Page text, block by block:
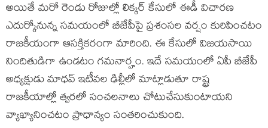
అయితే మరో రెండు రోజుల్లో లిక్కర్ కేసులో ఈడీ విచారణ
ఎదుర్కోనున్న సమయంలో బీజేపీపై ప్రశంసల వర్షం కురిపించటం
రాజకీయంగా ఆసక్తికరంగా మారింది. ఈ కేసులో విజయసాయి
నిందితుడిగా ఉండటం గమనార్హం. ఇదే సమయంలో ఏపీ బీజేపీ
అధ్యక్షుడు మాధవ్ ఇటీవల ఢిల్లీలో మాట్లాడుతూ రాష్ట్ర
రాజకీయాల్లో త్వరలో సంచలనాలు చోటుచేసుకుంటాయని
వ్యాఖ్యానించటం ప్రాధాన్యం సంతరించుకుంది.